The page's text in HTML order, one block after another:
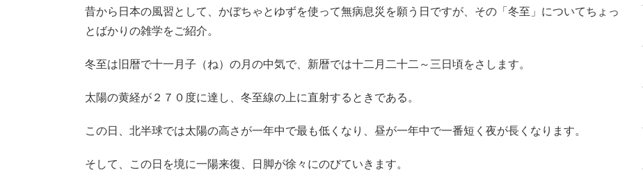
昔から日本の風習として、かぼちゃとゆずを使って無病息災を願う日ですが、その「冬至」についてちょっ
とばかりの雑学をご紹介。
冬至は旧暦で十一月子（ね）の月の中気で、新暦では十二月二十二～三日頃をさします。
太陽の黄経が２７０度に達し、冬至線の上に直射するときである。
この日、北半球では太陽の高さが一年中で最も低くなり、昼が一年中で一番短く夜が長くなります。
そして、この日を境に一陽来復、日脚が徐々にのびていきます。